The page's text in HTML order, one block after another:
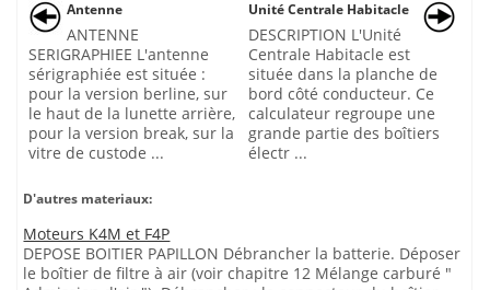
Antenne
ANTENNE
SERIGRAPHIEE L'antenne
sérigraphiée est située :
pour la version berline, sur
le haut de la lunette arrière,
pour la version break, sur la
vitre de custode ...
Unité Centrale Habitacle
DESCRIPTION L'Unité
Centrale Habitacle est
située dans la planche de
bord côté conducteur. Ce
calculateur regroupe une
grande partie des boîtiers
électr ...
D'autres materiaux:
Moteurs K4M et F4P
DEPOSE BOITIER PAPILLON Débrancher la batterie. Déposer
le boîtier de filtre à air (voir chapitre 12 Mélange carburé "